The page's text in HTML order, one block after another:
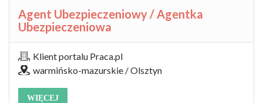
Agent Ubezpieczeniowy / Agentka
Ubezpieczeniowa
Klient portalu Praca.pl
warmińsko-mazurskie / Olsztyn
WIĘCEJ